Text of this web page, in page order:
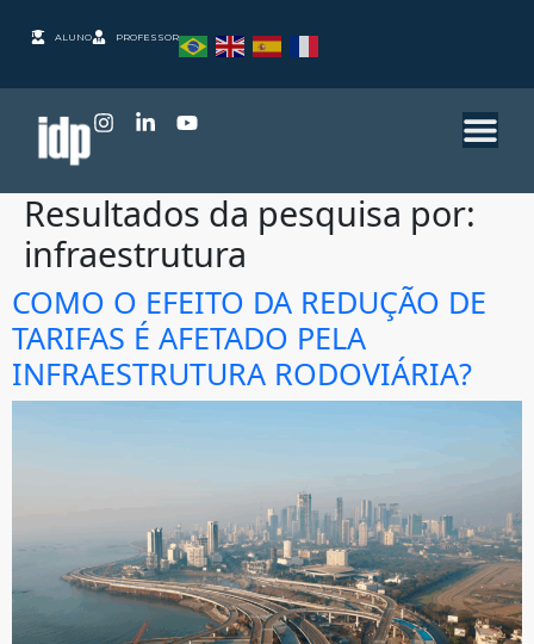
ALUNO PROFESSOR
Resultados da pesquisa por:
infraestrutura
COMO O EFEITO DA REDUÇÃO DE
TARIFAS É AFETADO PELA
INFRAESTRUTURA RODOVIÁRIA?